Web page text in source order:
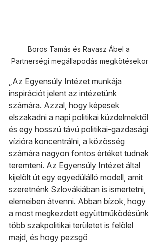
Boros Tamás és Ravasz Ábel a
Partnerségi megállapodás megkötésekor
„Az Egyensúly Intézet munkája
inspirációt jelent az intézetünk
számára. Azzal, hogy képesek
elszakadni a napi politikai küzdelmektől
és egy hosszú távú politikai-gazdasági
vízióra koncentrálni, a közösség
számára nagyon fontos értéket tudnak
teremteni. Az Egyensúly Intézet által
kijelölt út egy egyedülálló modell, amit
szeretnénk Szlovákiában is ismertetni,
elemeiben átvenni. Abban bízok, hogy
a most megkezdett együttműködésünk
több szakpolitikai területet is felölel
majd, és hogy pezsgő